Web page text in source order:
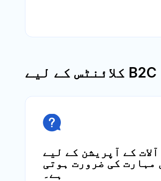
B2C کلائنٹس کے لیے

کے آپریشن کے لیے
مہارت کی ضرورت ہوتی
ہے۔